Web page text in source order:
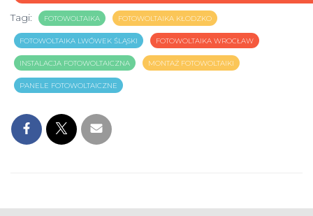
Tagi: FOTOWOLTAIKA FOTOWOLTAIKA KŁODZKO
FOTOWOLTAIKA LWÓWEK ŚLĄSKI FOTOWOLTAIKA WROCŁAW
INSTALACJA FOTOWOLTAICZNA MONTAŻ FOTOWOLTAIKI
PANELE FOTOWOLTAICZNE